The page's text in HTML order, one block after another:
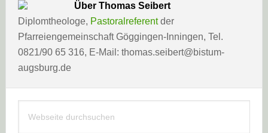
Über Thomas Seibert
Diplomtheologe, Pastoralreferentder
Pfarreiengemeinschaft Göggingen-Inningen, Tel.
0821/90 65 316, E-Mail: thomas.seibert@bistum-
augsburg.de
Haupt-
Sidebar
durchsuchen